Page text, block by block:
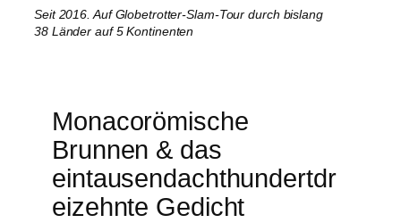
Seit 2016. Auf Globetrotter-Slam-Tour durch bislang
38 Länder auf 5 Kontinenten
Monacorömische
Brunnen & das
eintausendachthundertdr
eizehnte Gedicht